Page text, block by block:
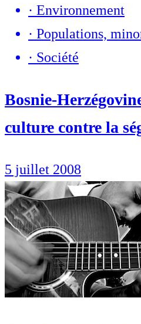
· Environnement
· Populations,
· Société
Bosnie-
culture contre la
5 juillet 2008